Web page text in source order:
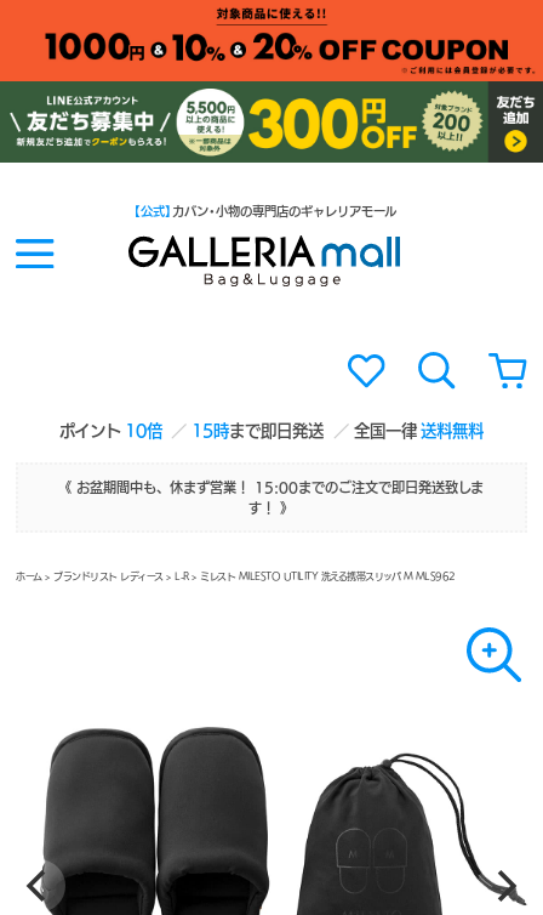
ポイント 10倍 15時まで即日発送 全国一律送料無料
【公式】 カバン・小物の専門店のギャレリアモール
《 お盆期間中も、休まず営業！ 15:00までのご注文で即日発送致しま
す！ 》
ホーム >ブランドリスト レディース > L-R> ミレスト MILESTO UTILITY 洗える携帯スリッパ M MLS962